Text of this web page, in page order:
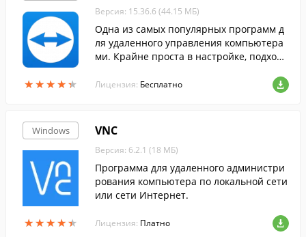
★★★★★
★★★★★
Версия: 15.36.6 (44.15 МБ)
Одна из самых популярных программ д
ля удаленного управления компьютера
ми. Крайне проста в настройке, подходи
ля крупных организаций.
Лицензия: Бесплатно
Windows
★★★★★
★★★★★
VNC
Версия: 6.2.1 (18 МБ)
Программа для удаленного администри
рования компьютера по локальной сети
или сети Интернет.
Лицензия: Платно